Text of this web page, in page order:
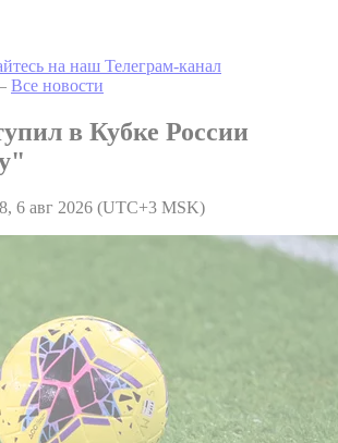
на наш Телеграм-канал
Все новости
в Кубке России
6 авг 2026 (UTC+3 MSK)